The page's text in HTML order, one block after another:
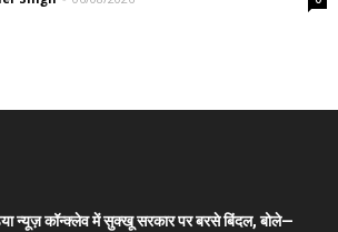
न्यूज़ कॉन्क्लेव में सुक्खू सरकार पर बरसे बिंदल, बोले—